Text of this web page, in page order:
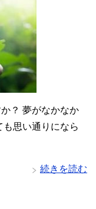
？ 夢がなかなか
思い通りになら
続きを読む